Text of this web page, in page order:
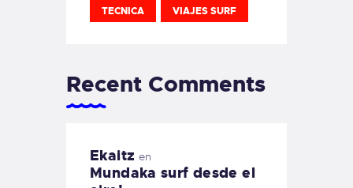
TECNICA VIAJES SURF
Recent Comments
Ekaitz en
Mundaka surf desde el